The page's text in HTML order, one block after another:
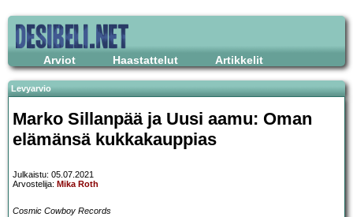
Arviot Haastattelut Artikkelit
Levyarvio
Marko Sillanpää ja Uusi aamu: Oman
elämänsä kukkakauppias
Julkaistu: 05.07.2021
Arvostelija: Mika Roth
Cosmic Cowboy Records